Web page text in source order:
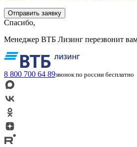
Спасибо,
Менеджер ВТБ Лизинг перезвонит
8 800 700 64 89звонок по россии бесплатно